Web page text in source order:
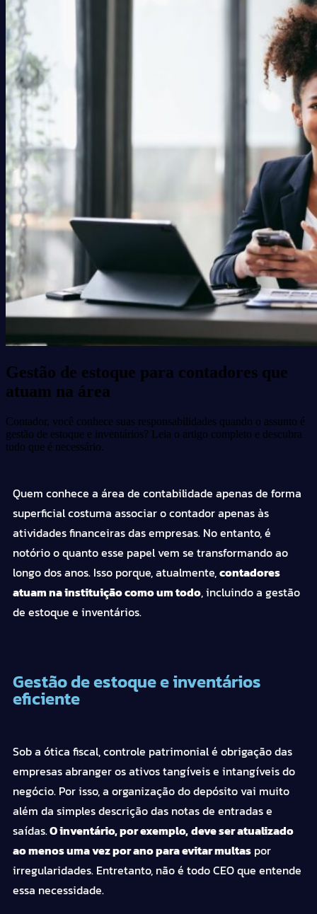
Gestão de estoque para contadores que
atuam na área
Contador, você conhece suas responsabilidades quando o assunto é
gestão de estoque e inventários? Leia o artigo completo e descubra
tudo que é necessário.
Quem conhece a área de contabilidade apenas de forma
superficial costuma associar ocontadorapenas às
atividades financeiras dasempresas. No entanto, é
notório o quanto esse papel vem se transformando ao
longo dos anos. Isso porque, atualmente,contadores
atuam na instituição como um todo, incluindo a gestão
de estoque e inventários.
Gestão de estoque e inventários
eficiente
Sob a ótica fiscal, controle patrimonial é obrigação das
empresasabranger os ativos tangíveis e intangíveis do
negócio. Por isso, a organização do depósito vai muito
além da simples descrição das notas de entradas e
saídas.Oinventário, por exemplo,deve ser atualizado
ao menos uma vez por ano para evitar multas por
irregularidades. Entretanto, não é todo CEO que entende
essa necessidade.